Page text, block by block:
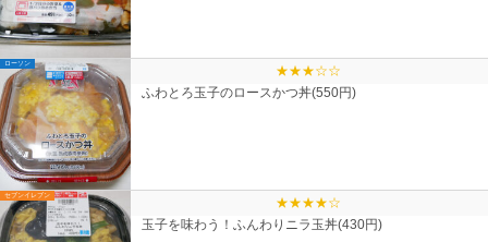
ローソン
★★★☆☆
ふわとろ玉子のロースかつ丼(550円)
セブンイレブン
★★★★☆
玉子を味わう！ふんわりニラ玉丼(430円)